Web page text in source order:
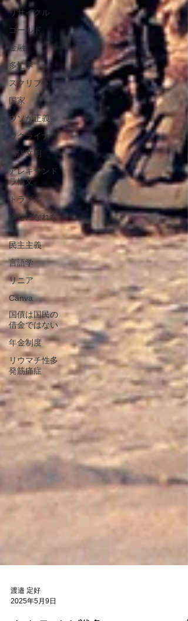
リサイクル
ゴールド
金融
多忙季
スクリプト
国家
ウソが正義
ウクライナ
西洋文明
アレキサンド
ラ構文
トラブル
幸せになれな
い
民主主義
言語学
リニア
Canva
国債は国民の
借金ではない
年金制度
リウマチ性多
発筋痛症
渡邉 定好